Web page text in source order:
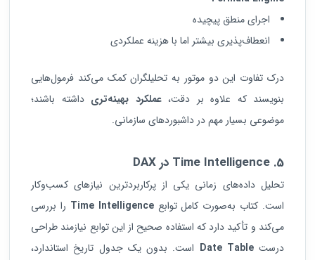
اجرای منطق پیچیده
انعطاف‌پذیری بیشتر اما با هزینه عملکردی
درک تفاوت این دو موتور به تحلیلگران کمک می‌کند فرمول‌هایی
بنویسند که علاوه بر دقت،عملکرد بهینه‌تری داشته باشند؛
موضوعی بسیار مهم در داشبوردهای سازمانی.
5. Time Intelligence در
تحلیل داده‌های زمانی یکی از پرکاربردترین نیازهای کسب‌وکار
است. کتاب به‌صورت کامل توابعTime Intelligence را بررسی
می‌کند و تأکید دارد که استفاده صحیح از این توابع نیازمند طراحی
درستDate Table است. بدون یک جدول تاریخ استاندارد،